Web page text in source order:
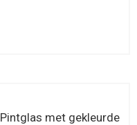
Pintglas met gekleurde